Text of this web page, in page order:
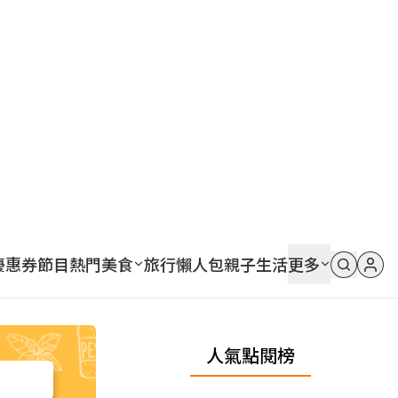
惠券節目熱門美食 旅行懶人包親子生活更多
人氣點閱榜